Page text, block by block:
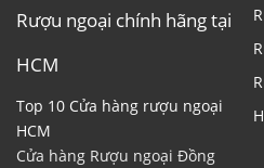
Rượu ngoại chính hãng tại
HCM
Top 10 Cửa hàng rượu ngoại
HCM
Cửa hàng Rượu ngoại Đồng